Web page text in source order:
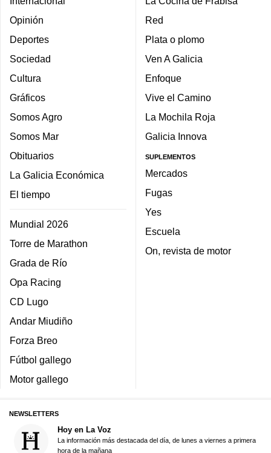
Opinión
Deportes
Sociedad
Cultura
Gráficos
Somos Agro
Somos Mar
Obituarios
La Galicia Económica
El tiempo
Mundial 2026
Torre de Marathon
Grada de Río
Opa Racing
CD Lugo
Andar Miudiño
Forza Breo
Fútbol gallego
Motor gallego
Red
Plata o plomo
Ven A Galicia
Enfoque
Vive el Camino
La Mochila Roja
Galicia Innova
SUPLEMENTOS
Mercados
Fugas
Yes
Escuela
On, revista de motor
NEWSLETTERS
Hoy en La Voz
La información más destacada del día, de lunes a viernes a primera
hora de la mañana